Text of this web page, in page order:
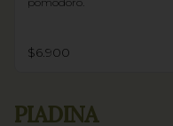
$6.900
PIADINA